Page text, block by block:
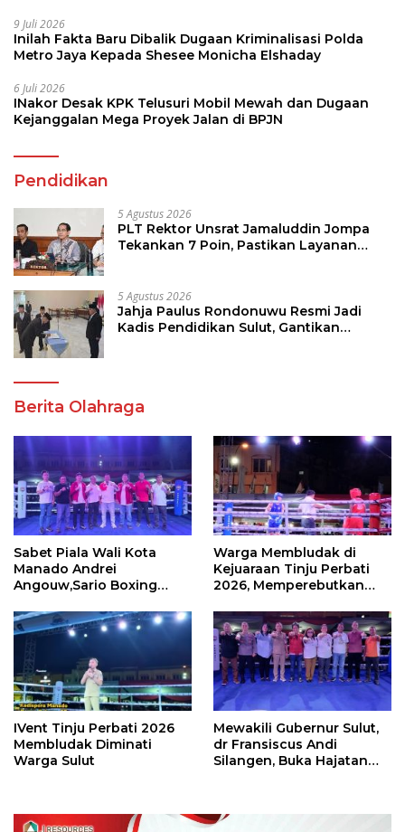
9 Juli 2026
Inilah Fakta Baru Dibalik Dugaan Kriminalisasi Polda
Metro Jaya Kepada Shesee Monicha Elshaday
6 Juli 2026
INakor Desak KPK Telusuri Mobil Mewah dan Dugaan
Kejanggalan Mega Proyek Jalan di BPJN
Pendidikan
5 Agustus 2026
PLT Rektor Unsrat Jamaluddin Jompa
Tekankan 7 Poin, Pastikan Layanan
5 Agustus 2026
Jahja Paulus Rondonuwu Resmi Jadi
Kadis Pendidikan Sulut, Gantikan
Berita Olahraga
Sabet Piala Wali Kota
Manado Andrei
Angouw,Sario Boxing
Perbati 2026
Warga Membludak di
Kejuaraan Tinju Perbati
2026, Memperebutkan
IVent Tinju Perbati 2026
Membludak Diminati
Warga Sulut
Mewakili Gubernur Sulut,
dr Fransiscus Andi
Silangen, Buka Hajatan